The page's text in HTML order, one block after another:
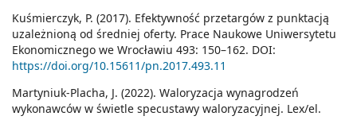
Kuśmierczyk, P. (2017). Efektywność przetargów z punktacją
uzależnioną od średniej oferty. Prace Naukowe Uniwersytetu
Ekonomicznego we Wrocławiu 493: 150–162. DOI:
https://doi.org/10.15611/pn.2017.493.11
Martyniuk-Placha, J. (2022). Waloryzacja wynagrodzeń
wykonawców w świetle specustawy waloryzacyjnej. Lex/el.